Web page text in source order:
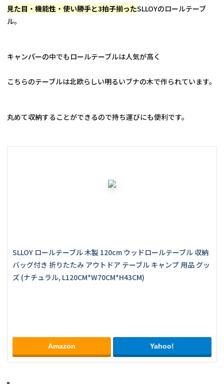
見た目・機能性・使い勝手と3拍子揃ったSLLOYのロールテーブ
ル。
キャンパーの中でもロールテーブルは人気が高く
こちらのテーブルは北欧らしい明るいブナの木で作られています。
丸めて収納することができるので持ち運びにも便利です。
SLLOY ロールテーブル 木製 120cm ウッドロールテーブル 収納
バッグ付き 折りたたみ アウトドア テーブル キャンプ 用品 グッ
ズ (ナチュラル, L120CM*W70CM*H43CM)
Amazon Yahoo!